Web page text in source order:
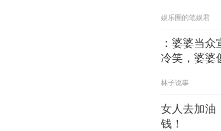
娱乐圈的笔娱君
：婆婆当
冷笑，婆婆
林子说事
女人去加油
钱！